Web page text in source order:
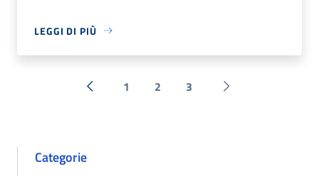
LEGGI DI PIÙ
« Precedente
1 2 3 Successiva »
Categorie